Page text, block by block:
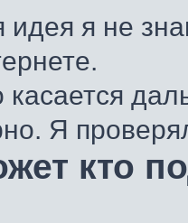
идея я не
касается
Я
кто